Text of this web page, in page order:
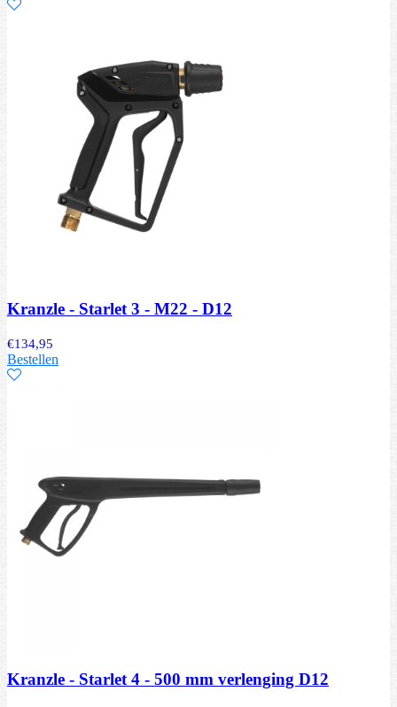
Kranzle - Starlet 3 - M22 - D12
€134,95
Bestellen
Kranzle - Starlet 4 - 500 mm verlenging D12